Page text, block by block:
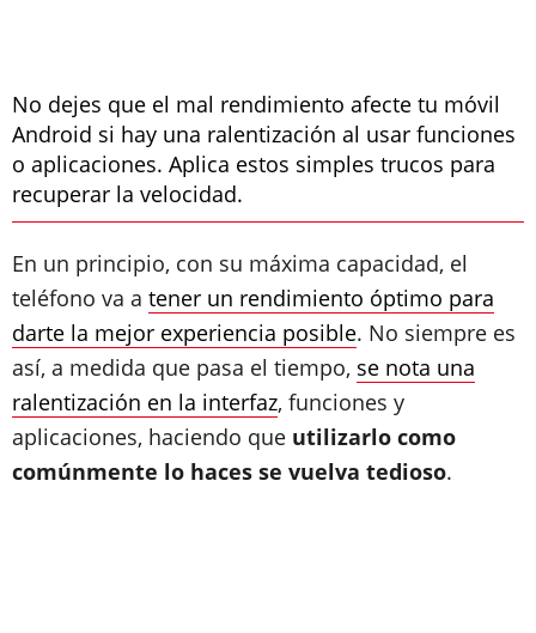
No dejes que el mal rendimiento afecte tu móvil
Android si hay una ralentización al usar funciones
o aplicaciones. Aplica estos simples trucos para
recuperar la velocidad.
En un principio, con su máxima capacidad, el
teléfono va a tener un rendimiento óptimo para
darte la mejor experiencia posible. No siempre es
así, a medida que pasa el tiempo, se nota una
ralentización en la interfaz, funciones y
aplicaciones, haciendo que utilizarlo como
comúnmente lo haces se vuelva tedioso.